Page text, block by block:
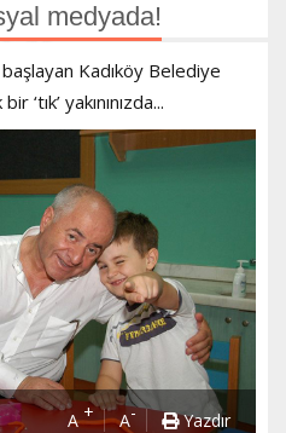
medyada!
Kadıköy Belediye
‘tık’ yakınınızda...
A+ A- Yazdır